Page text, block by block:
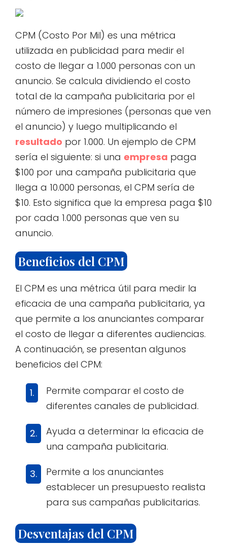
CPM (Costo Por Mil) es una métrica
utilizada en publicidad para medir el
costo de llegar a 1.000 personas con un
anuncio. Se calcula dividiendo el costo
total de la campaña publicitaria por el
número de impresiones (personas que ven
el anuncio) y luego multiplicando el
resultado por 1.000. Un ejemplo de CPM
sería el siguiente: si una empresa paga
$100 por una campaña publicitaria que
llega a 10.000 personas, el CPM sería de
$10. Esto significa que la empresa paga $10
por cada 1.000 personas que ven su
anuncio.
Beneficios del CPM
El CPM es una métrica útil para medir la
eficacia de una campaña publicitaria, ya
que permite a los anunciantes comparar
el costo de llegar a diferentes audiencias.
A continuación, se presentan algunos
beneficios del CPM:
Permite comparar el costo de
diferentes canales de publicidad.
Ayuda a determinar la eficacia de
una campaña publicitaria.
Permite a los anunciantes
establecer un presupuesto realista
para sus campañas publicitarias.
Desventajas del CPM